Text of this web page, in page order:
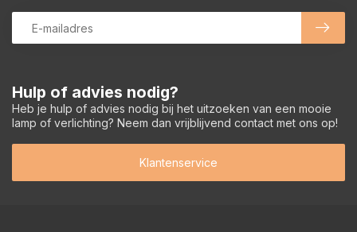
Hulp of advies nodig?
Heb je hulp of advies nodig bij het uitzoeken van een mooie
lamp of verlichting? Neem dan vrijblijvend contact met ons op!
Klantenservice